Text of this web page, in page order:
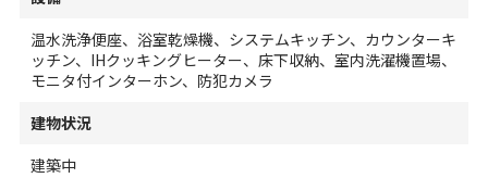
温水洗浄便座、浴室乾燥機、システムキッチン、カウンターキ
ッチン、IHクッキングヒーター、床下収納、室内洗濯機置場、
モニタ付インターホン、防犯カメラ
建物状況
建築中